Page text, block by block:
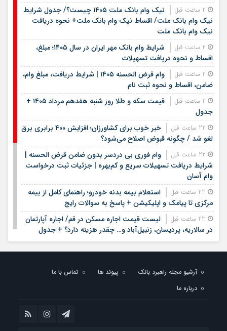
نیک وام بانک ملت ۱۴۰۵ چیست؟/ جدول شرایط
نیک وام بانک ملت/ اقساط نیک وام بانک ملت+ نحوه دریافت
نیک وام بانک ملت
شرایط وام بانک مهر ایران در سال ۱۴۰۵؛ مبلغ،
اقساط و نحوه دریافت تسهیلات
وام قرض الحسنه ۱۴۰۵ | شرایط دریافت، مبلغ وام،
ضامن، اقساط و نحوه ثبت نام
قیمت سکه و طلا روز شنبه هفدهم مرداد ۱۴۰۵ +
جدول
خبر خوب برای کشاورزان؛ افزایش ۴۰۰ برابری برق
لغو شد / چگونه قبوض اصلاح می‌شود؟
وام فوری بی دردسر بدون ضامن قرض الحسنه |
شرایط دریافت تسهیلات سریع و کم‌بهره | جزئیات ثبت درخواست
وام آسان
استعلام بیمه بدنه خودرو؛ راهنمای کامل از بیمه
مرکزی تا پیامک و اپلیکیشن + پاسخ به سوالات رایج
لیست قیمت اجاره مسکن در قم/ اجاره آپارتمان
در سالاریه، پردیسان، زنبیل‌آباد و… چقدر هزینه دارد؟ + جدول
لیست قیمت خودروهای کارکرده/ ماکسیما، لاماری،
فونیکس، سراتو، هایما و مزدا در بازار چند؟+ جدول مردادماه ۱۴۰۵
جزئیات دستورالعمل جدید مالیاتی برای تسعیر ارز
آرشیو مجله راهبرد بانک پیوند ها
تماس با ما
درباره ما